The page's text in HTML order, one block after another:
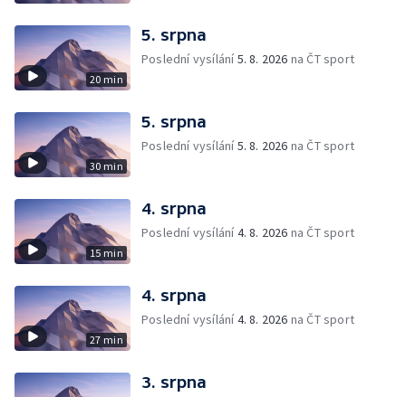
20 min
5. srpna
Poslední vysílání5. 8. 2026 na ČT sport
30 min
5. srpna
Poslední vysílání5. 8. 2026 na ČT sport
15 min
4. srpna
Poslední vysílání4. 8. 2026 na ČT sport
27 min
4. srpna
Poslední vysílání4. 8. 2026 na ČT sport
3. srpna